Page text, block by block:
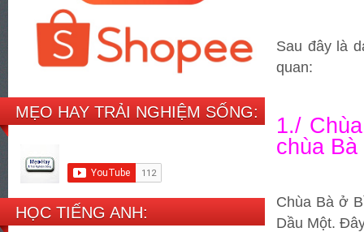
MẸO HAY TRẢI NGHIỆM SỐNG:
HỌC TIẾNG ANH:
Sau đây là
quan:
1./
chùa
Chùa Bà ở
Dầu Một.